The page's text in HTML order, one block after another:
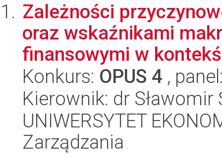
Zależności
oraz wskaźnikami
finansowymi w
Konkurs: OPUS 4 ,
Kierownik: dr Sławomir
UNIWERSYTET
Zarządzania